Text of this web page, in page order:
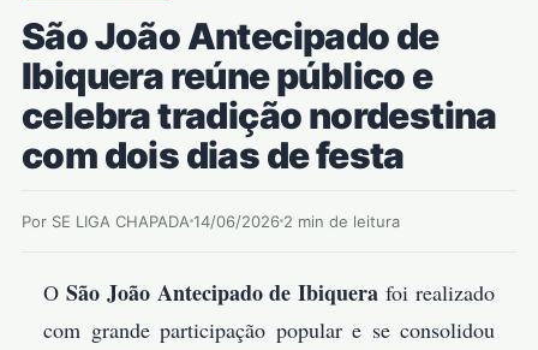
São João Antecipado de
Ibiquera reúne público e
celebra tradição nordestina
com dois dias de festa
Por SE LIGA CHAPADA 14/06/2026 2 min de leitura
O São João Antecipado de Ibiquera foi realizado
com grande participação popular e se consolidou